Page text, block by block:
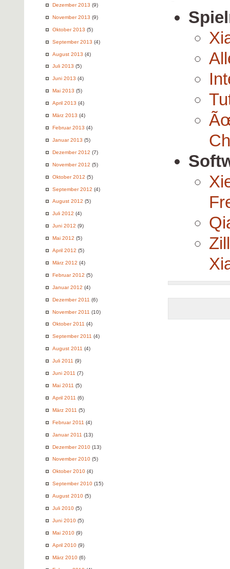
Dezember 2013 (9)
November 2013 (9)
Oktober 2013 (5)
September 2013 (4)
August 2013 (4)
Juli 2013 (5)
Juni 2013 (4)
Mai 2013 (5)
April 2013 (4)
März 2013 (4)
Februar 2013 (4)
Januar 2013 (5)
Dezember 2012 (7)
November 2012 (5)
Oktober 2012 (5)
September 2012 (4)
August 2012 (5)
Juli 2012 (4)
Juni 2012 (9)
Mai 2012 (5)
April 2012 (5)
März 2012 (4)
Februar 2012 (5)
Januar 2012 (4)
Dezember 2011 (6)
November 2011 (10)
Oktober 2011 (4)
September 2011 (4)
August 2011 (4)
Juli 2011 (9)
Juni 2011 (7)
Mai 2011 (5)
April 2011 (6)
März 2011 (5)
Februar 2011 (4)
Januar 2011 (13)
Dezember 2010 (13)
November 2010 (5)
Oktober 2010 (4)
September 2010 (15)
August 2010 (5)
Juli 2010 (5)
Juni 2010 (5)
Mai 2010 (9)
April 2010 (9)
März 2010 (6)